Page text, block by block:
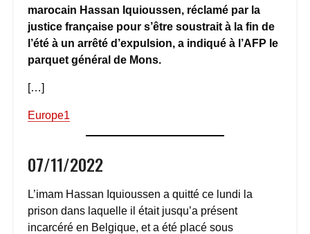
marocain Hassan Iquioussen, réclamé par la
justice française pour s’être soustrait à la fin de
l’été à un arrêté d’expulsion, a indiqué à l’AFP le
parquet général de Mons.
[…]
Europe1
07/11/2022
L’imam Hassan Iquioussen a quitté ce lundi la
prison dans laquelle il était jusqu’a présent
incarcéré en Belgique, et a été placé sous